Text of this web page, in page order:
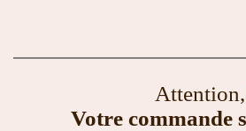
Votre commande